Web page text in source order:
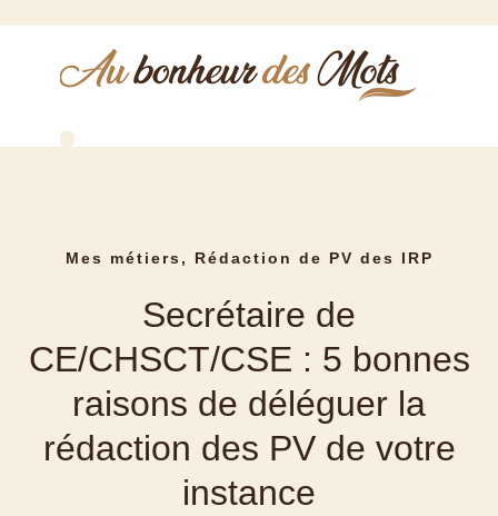
Mes métiers , Rédaction de PV des IRP
Secrétaire de
CE/CHSCT/CSE : 5 bonnes
raisons de déléguer la
rédaction des PV de votre
instance